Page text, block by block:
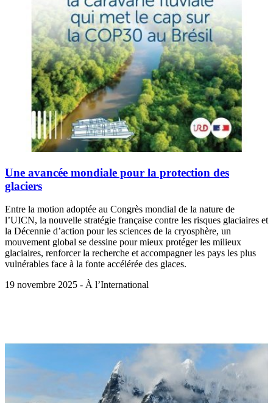
Une avancée mondiale pour la protection des
glaciers
Entre la motion adoptée au Congrès mondial de la nature de
l’UICN, la nouvelle stratégie française contre les risques glaciaires et
la Décennie d’action pour les sciences de la cryosphère, un
mouvement global se dessine pour mieux protéger les milieux
glaciaires, renforcer la recherche et accompagner les pays les plus
vulnérables face à la fonte accélérée des glaces.
19 novembre 2025 - À l’International